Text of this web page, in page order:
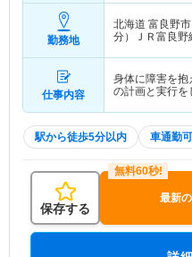
勤務地
北海道 富良野市
分）ＪＲ富良野
仕事内容
身体に障害を抱
の計画と実行を
駅から徒歩5分以内 車通勤可
保存する
最新